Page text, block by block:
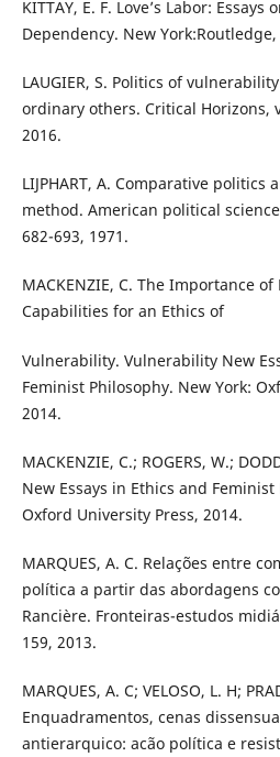
KITTAY, E. F. Love’s Labor:
Dependency. New York:Routledge,
LAUGIER, S. Politics of
ordinary others. Critical Horizons,
2016.
LIJPHART, A. Comparative politics
method. American political
682-693, 1971.
MACKENZIE, C. The Importance
Capabilities for an Ethics of
Vulnerability. Vulnerability New
Feminist Philosophy. New York:
2014.
MACKENZIE, C.; ROGERS, W.;
New Essays in Ethics and
Oxford University Press, 2014.
MARQUES, A. C. Relações entre
política a partir das abordagens
Rancière. Fronteiras-estudos
159, 2013.
MARQUES, A. C; VELOSO, L. H;
Enquadramentos, cenas
antierarquico: acão política e